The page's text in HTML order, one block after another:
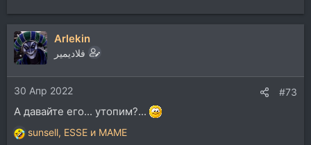
Arlekin
فلاديمير
30 Апр 2022 #73
А давайте его... утопим?...
Р
sunsell, ESSE и MAME